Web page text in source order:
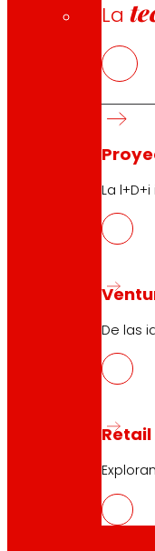
La
La
De las